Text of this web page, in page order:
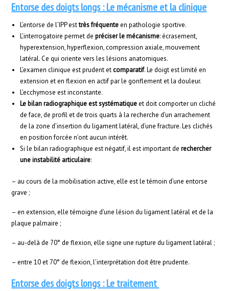
Entorse des doigts longs : Le mécanisme et la clinique
L’entorse de l’IPP esttrès fréquenteen pathologie sportive.
L’interrogatoire permet depréciser le mécanisme: écrasement,
hyperextension, hyperflexion, compression axiale, mouvement
latéral. Ce qui oriente vers les lésions anatomiques.
L’examen clinique est prudent et comparatif. Le doigt est limité en
extension et en flexion en actif par le gonflement et la douleur.
L’ecchymose est inconstante.
Le bilan radiographique est systématiqueet doit comporter un cliché
de face, de profil et de trois quarts à la recherche d’un arrachement
de la zone d’insertion du ligament latéral, d’une fracture. Les clichés
en position forcée n’ont aucun intérêt.
Si le bilan radiographique est négatif, il est important derechercher
une instabilité articulaire:
– au cours de la mobilisation active, elle est le témoin d’une entorse
grave ;
– en extension, elle témoigne d’une lésion du ligament latéral et de la
plaque palmaire ;
– au-delà de 70° de flexion, elle signe une rupture du ligament latéral ;
– entre 10 et 70° de flexion, l’interprétation doit être prudente.
Entorse des doigts longs : Le traitement